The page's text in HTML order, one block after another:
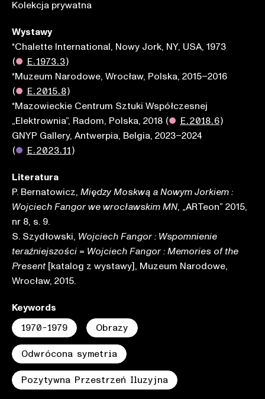
Keywords
1970-1979 Obrazy
Odwrócona symetria
Pozytywna Przestrzeń Iluzyjna
Kolekcja prywatna
Wystawy
*Chalette International, Nowy Jork, NY, USA, 1973
(● E.1973.3)
*Muzeum Narodowe, Wrocław, Polska, 2015–2016
(● E.2015.8)
*Mazowieckie Centrum Sztuki Współczesnej
„Elektrownia”, Radom, Polska, 2018 (● E.2018.6)
GNYP Gallery, Antwerpia, Belgia, 2023–2024
(● E.2023.11)
Literatura
P. Bernatowicz, Między Moskwą a Nowym Jorkiem :
Wojciech Fangor we wrocławskim MN, „ARTeon” 2015,
nr 8, s. 9.
S. Szydłowski, Wojciech Fangor : Wspomnienie
teraźniejszości = Wojciech Fangor : Memories of the
Present[katalog z wystawy], Muzeum Narodowe,
Wrocław, 2015.